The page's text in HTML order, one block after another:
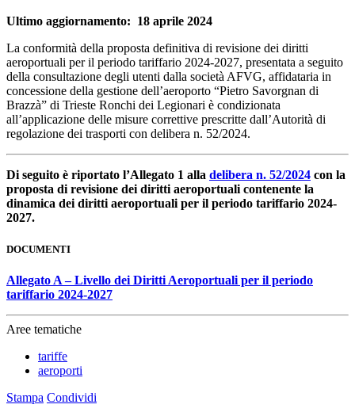
Ultimo aggiornamento: 18 aprile 2024
La conformità della proposta definitiva di revisione dei diritti
aeroportuali per il periodo tariffario 2024-2027, presentata a seguito
della consultazione degli utenti dalla società AFVG, affidataria in
concessione della gestione dell’aeroporto “Pietro Savorgnan di
Brazzà” di Trieste Ronchi dei Legionari è condizionata
all’applicazione delle misure correttive prescritte dall’Autorità di
regolazione dei trasporti con delibera n. 52/2024.
Di seguito è riportato l’Allegato 1 alla delibera n. 52/2024 con la
proposta di revisione dei diritti aeroportuali contenente la
dinamica dei diritti aeroportuali per il periodo tariffario 2024-
2027.
DOCUMENTI
Allegato A – Livello dei Diritti Aeroportuali per il periodo
tariffario 2024-2027
Aree tematiche
tariffe
aeroporti
Stampa Condividi